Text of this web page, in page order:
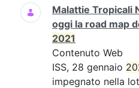
Malattie Tropicali
oggi la road map
2021
Contenuto Web
ISS, 28 gennaio
impegnato nella